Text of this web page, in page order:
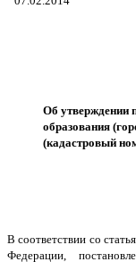
Об утверждении
образования
(кадастровый
В соответствии со
Федерации,